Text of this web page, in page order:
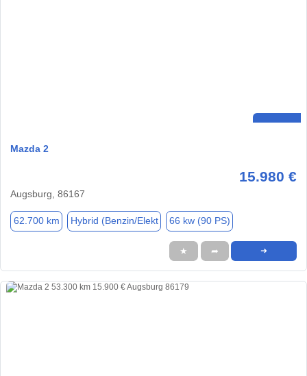
Mazda 2
15.980 €
Augsburg, 86167
62.700 km Hybrid (Benzin/Elekt 66 kw (90 PS)
★ ➦ ➜